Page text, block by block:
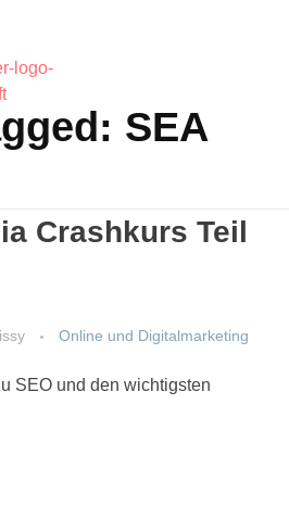
SEA
Crashkurs Teil
Online und Digitalmarketing
SEO und den wichtigsten